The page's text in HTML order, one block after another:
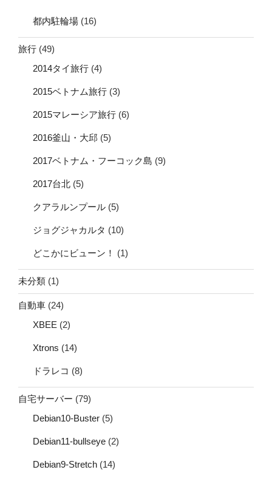
都内駐輪場 (16)
旅行 (49)
2014タイ旅行 (4)
2015ベトナム旅行 (3)
2015マレーシア旅行 (6)
2016釜山・大邱 (5)
2017ベトナム・フーコック島 (9)
2017台北 (5)
クアラルンプール (5)
ジョグジャカルタ (10)
どこかにビューン！ (1)
未分類 (1)
自動車 (24)
XBEE (2)
Xtrons (14)
ドラレコ (8)
自宅サーバー (79)
Debian10-Buster (5)
Debian11-bullseye (2)
Debian9-Stretch (14)